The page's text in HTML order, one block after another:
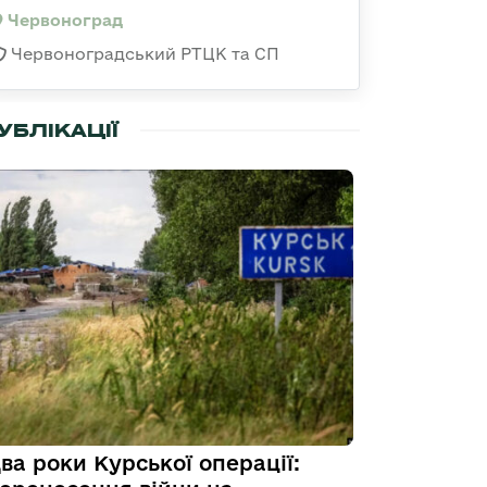
Червоноград
Червоноградський РТЦК та СП
роки Курської операції: